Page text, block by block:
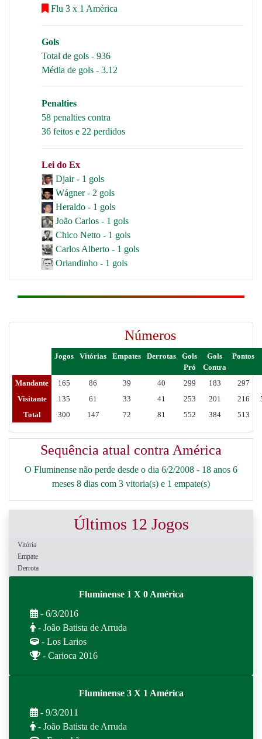
Flu 3 x 1 América
Gols
Total de gols - 936
Média de gols - 3.12
Penalties
58 penalties contra
36 feitos e 22 perdidos
Lei do Ex
Djair - 1 gols
Wágner - 2 gols
Heraldo - 1 gols
João Carlos - 1 gols
Chico Netto - 1 gols
Carlos Alberto - 1 gols
Orlandinho - 1 gols
Números
Jogos Vitórias Empates Derrotas
Gols
Pró
Gols
Contra
Pontos
Mandante 165 86 39 40 299 183
297
Visitante
135 61 33 41 253 201 216
Total
300 147 72 81 552 384 513
Sequência atual contra América
O Fluminense não perde desde o dia 6/2/2008 - 18 anos 6
meses 8 dias com 3 vitoria(s) e 1 empate(s)
Últimos 12 Jogos
Vitória
Empate
Derrota
Fluminense 1 X 0 América
- 6/3/2016
- João Batista de Arruda
- Los Larios
- Carioca 2016
Fluminense 3 X 1 América
- 9/3/2011
- João Batista de Arruda